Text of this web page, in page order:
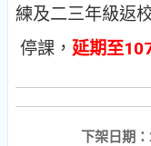
練及二三年級返
停課， 延期至
下架日期：